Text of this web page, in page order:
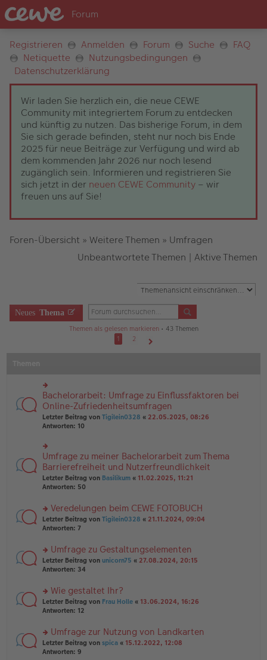
Registrieren Anmelden Forum Suche
FAQ
Netiquette
Nutzungsbedingungen
Datenschutzerklärung
Wir laden Sie herzlich ein, die neue CEWE
Community mit integriertem Forum zu entdecken
und künftig zu nutzen. Das bisherige Forum, in dem
Sie sich gerade befinden, steht nur noch bis Ende
2025 für neue Beiträge zur Verfügung und wird ab
dem kommenden Jahr 2026 nur noch lesend
zugänglich sein. Informieren und registrieren Sie
sich jetzt in der neuen CEWE Community – wir
freuen uns auf Sie!
Foren-Übersicht » Weitere Themen » Umfragen
Unbeantwortete Themen | Aktive Themen
Neues Thema
Themen als gelesen markieren• 43 Themen
1
2
rs
te
r
u
n
el
es
e
n
er
tr
a
g
Bachelorarbeit: Umfrage zu Einflussfaktoren bei
Online-Zufriedenheitsumfragen
Letzter Beitrag von Tigilein0328 « 22.05.2025, 08:26
Antworten: 10
rs
te
r
u
n
el
es
e
B
ei
tr
g
Umfrage zu meiner Bachelorarbeit zum Thema
Barrierefreiheit und Nutzerfreundlichkeit
Letzter Beitrag von Basilikum « 11.02.2025, 11:21
Antworten: 50
rs
te
n
g
el
e
n
er
tr
a
g
Veredelungen beim CEWE FOTOBUCH
Letzter Beitrag von Tigilein0328 « 21.11.2024, 09:04
Antworten: 7
rs
te
n
g
el
e
n
er
Umfrage zu Gestaltungselementen
Letzter Beitrag von unicorn75 « 27.08.2024, 20:15
Antworten: 34
rs
te
n
g
el
Wie gestaltet Ihr?
Letzter Beitrag von Frau Holle « 13.06.2024, 16:26
Antworten: 12
rs
te
Umfrage zur Nutzung von Landkarten
Letzter Beitrag von spica « 15.12.2022, 12:08
Antworten: 9